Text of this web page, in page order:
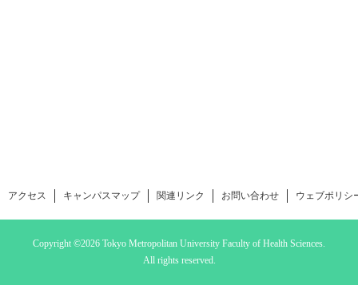
アクセス キャンパスマップ 関連リンク お問い合わせ ウェブポリシ
Copyright ©2026 Tokyo Metropolitan University Faculty of Health Sciences.
All rights reserved.